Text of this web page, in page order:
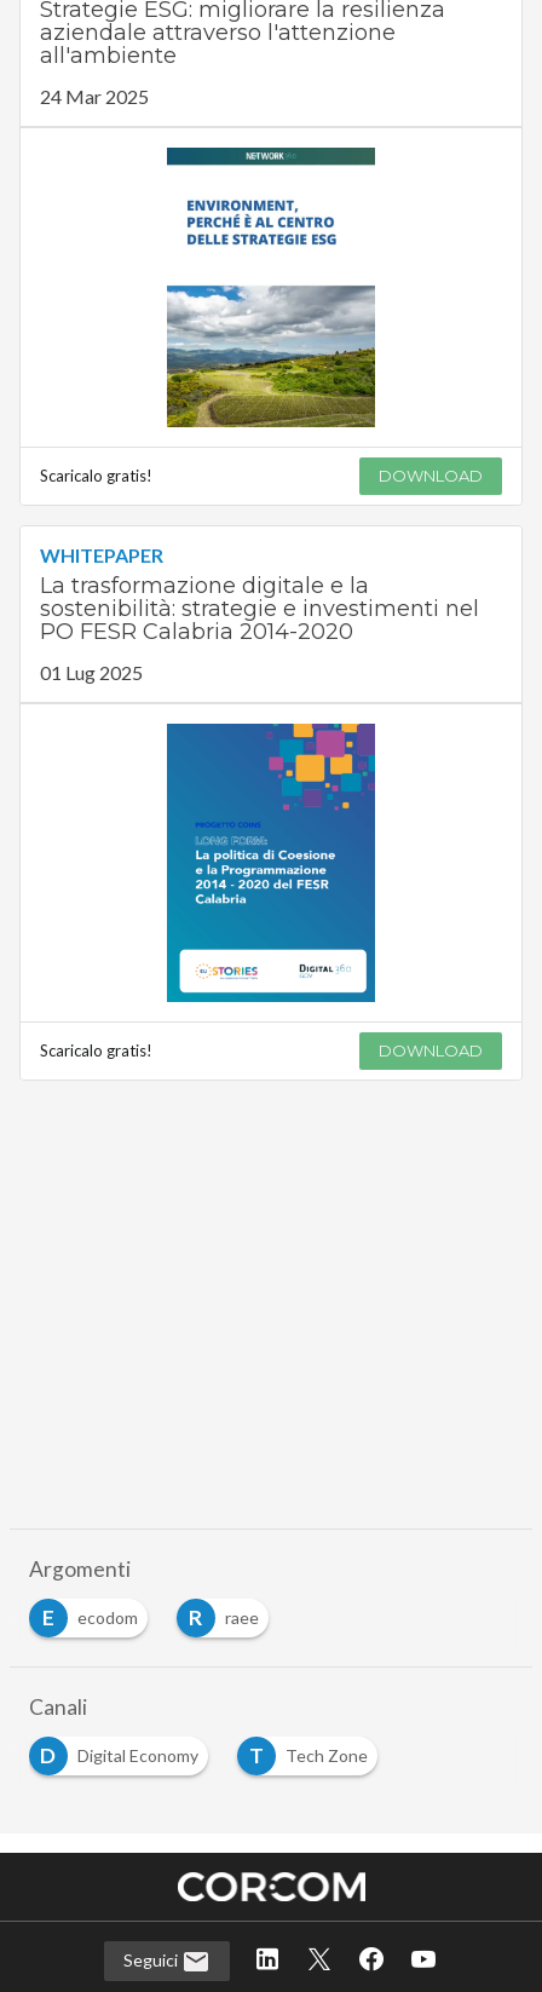
Strategie ESG: migliorare la resilienza
aziendale attraverso l'attenzione
all'ambiente
24 Mar 2025
Scaricalo gratis! DOWNLOAD
WHITEPAPER
La trasformazione digitale e la
sostenibilità: strategie e investimenti nel
PO FESR Calabria 2014-2020
01 Lug 2025
Scaricalo gratis! DOWNLOAD
Argomenti
E
ecodom R raee
Canali
D
Digital Economy T Tech Zone
Seguici